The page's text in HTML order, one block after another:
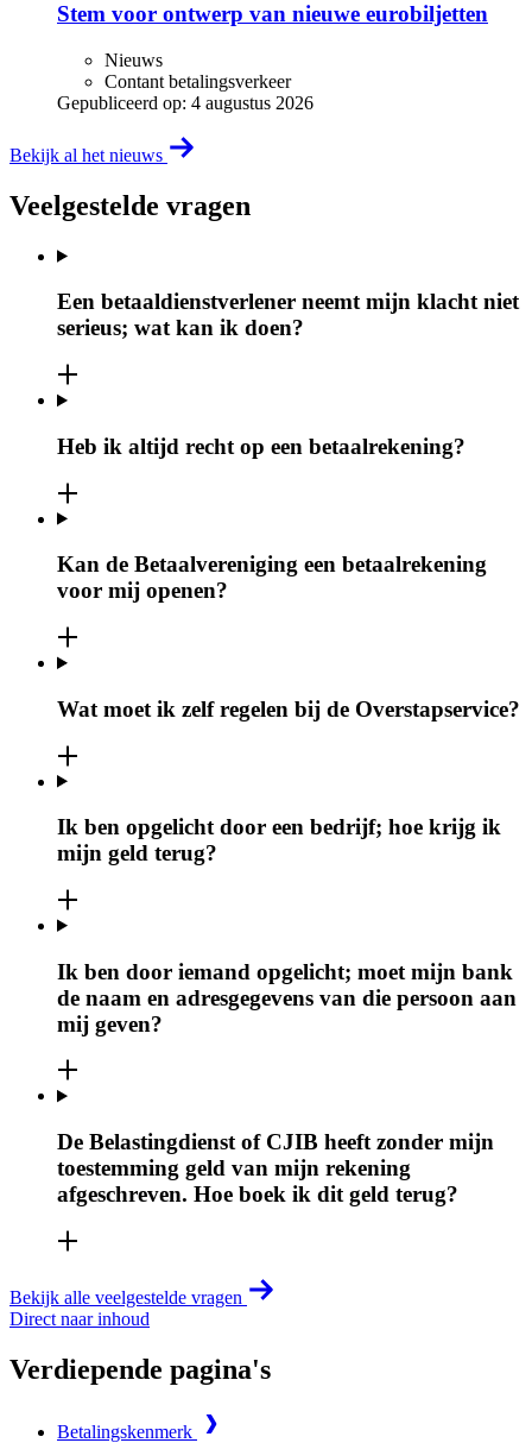
Stem voor ontwerp van nieuwe eurobiljetten
Nieuws
Contant betalingsverkeer
Gepubliceerd op: 4 augustus 2026
Bekijk al het nieuws
Veelgestelde vragen
Een betaaldienstverlener neemt mijn klacht niet
serieus; wat kan ik doen?
Heb ik altijd recht op een betaalrekening?
Kan de Betaalvereniging een betaalrekening
voor mij openen?
Wat moet ik zelf regelen bij de Overstapservice?
Ik ben opgelicht door een bedrijf; hoe krijg ik
mijn geld terug?
Ik ben door iemand opgelicht; moet mijn bank
de naam en adresgegevens van die persoon aan
mij geven?
De Belastingdienst of CJIB heeft zonder mijn
toestemming geld van mijn rekening
afgeschreven. Hoe boek ik dit geld terug?
Bekijk alle veelgestelde vragen
Direct naar inhoud
Verdiepende pagina's
Betalingskenmerk